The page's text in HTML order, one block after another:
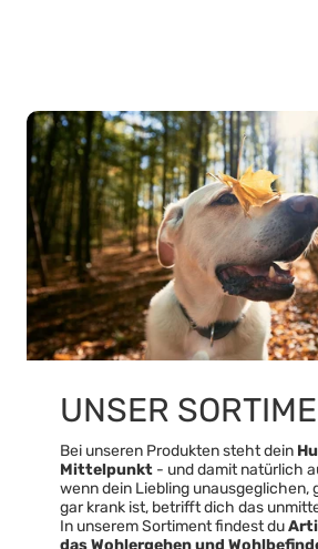
UNSER
Bei unseren Produkten steht dein
Mittelpunkt - und damit natürlich
wenn dein Liebling unausgeglichen,
gar krank ist, betrifft dich das
In unserem Sortiment findest du